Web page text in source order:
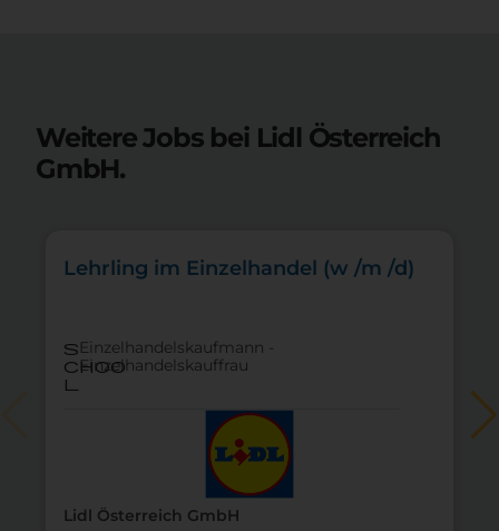
Weitere Jobs bei Lidl Österreich
GmbH.
Lidl Österreich GmbH
Lehrling im Einzelhandel (w /m /d)
s
choo
l
Einzelhandelskaufmann -
Einzelhandelskauffrau